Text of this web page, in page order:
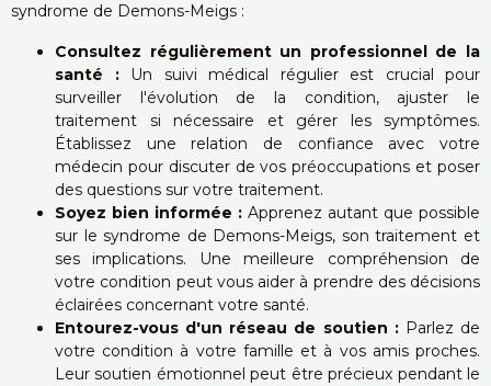
syndrome de Demons-Meigs :
Consultez régulièrement un professionnel de la
santé :Un suivi médical régulier est crucial pour
surveiller l'évolution de la condition, ajuster le
traitement si nécessaire et gérer les symptômes.
Établissez une relation de confiance avec votre
médecin pour discuter de vos préoccupations et poser
des questions sur votre traitement.
Soyez bien informée : Apprenez autant que possible
sur le syndrome de Demons-Meigs, son traitement et
ses implications. Une meilleure compréhension de
votre condition peut vous aider à prendre des décisions
éclairées concernant votre santé.
Entourez-vous d'un réseau de soutien :Parlez de
votre condition à votre famille et à vos amis proches.
Leur soutien émotionnel peut être précieux pendant le